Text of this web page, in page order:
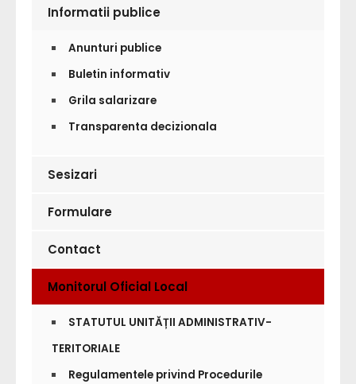
Informatii publice
Anunturi publice
Buletin informativ
Grila salarizare
Transparenta decizionala
Sesizari
Formulare
Contact
Monitorul Oficial Local
STATUTUL UNITĂȚII ADMINISTRATIV-
TERITORIALE
Regulamentele privind Procedurile